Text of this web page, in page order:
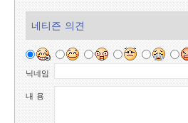
네티즌 의견
닉네임
내 용